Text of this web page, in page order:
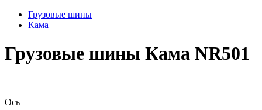
Грузовые шины
Кама
Грузовые шины Кама NR501
Ось